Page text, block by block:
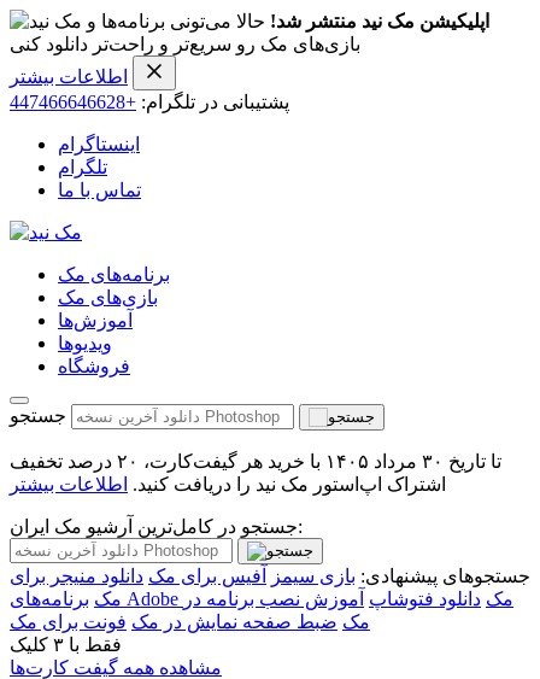
اپلیکیشن مک نید منتشر شد! حالا می‌تونی برنامه‌ها و
بازی‌های مک رو سریع‌تر و راحت‌تر دانلود کنی
اطلاعات بیشتر
پشتیبانی در تلگرام: +447466646628
اینستاگرام
تلگرام
تماس با ما
برنامه‌های مک
بازی‌های مک
آموزش‌ها
ویدیو‌ها
فروشگاه
جستجو
تا تاریخ ۳۰ مرداد ۱۴۰۵ با خرید هر گیفت‌کارت، ۲۰ درصد تخفیف
اشتراک اپ‌استور مک نید را دریافت کنید. اطلاعات بیشتر
جستجو در کامل‌ترین آرشیو مک ایران:
جستجوهای پیشنهادی: بازی سیمز آفیس برای مک دانلود منیجر برای
مک
برنامه‌های Adobe مک دانلود فتوشاپ آموزش نصب برنامه در
مک ضبط صفحه نمایش در مک فونت برای مک
فقط با ۳ کلیک
مشاهده همه گیفت کارت‌ها